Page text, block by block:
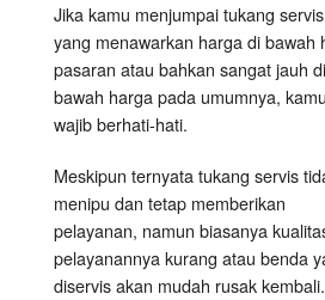
Jika kamu menjumpai tukang servis
yang menawarkan harga di bawah
pasaran atau bahkan sangat jauh di
bawah harga pada umumnya, kamu
wajib berhati-hati.
Meskipun ternyata tukang servis
menipu dan tetap memberikan
pelayanan, namun biasanya
pelayanannya kurang atau benda
diservis akan mudah rusak kembali.